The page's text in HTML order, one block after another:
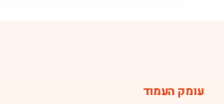
עומק העמוד